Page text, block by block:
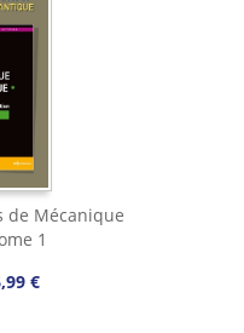
de Mécanique
1
€